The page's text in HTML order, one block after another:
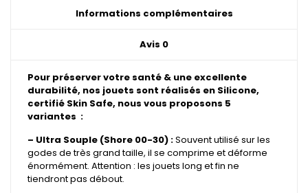
Informations complémentaires
Avis 0
Pour préserver votre santé & une excellente
durabilité, nos jouets sont réalisés en Silicone,
certifié Skin Safe, nous vous proposons 5
variantes :
– Ultra Souple (Shore 00-30) :Souvent utilisé sur les
godes de très grand taille, il se comprime et déforme
énormément. Attention : les jouets long et fin ne
tiendront pas débout.